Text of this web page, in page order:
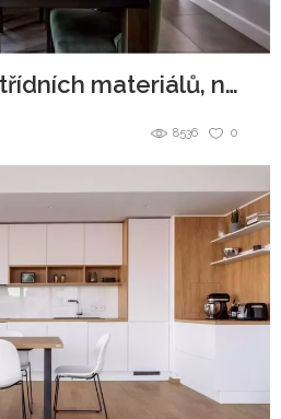
Kuchyně z prvotřídních materiálů, navždy jako nová
0
8536